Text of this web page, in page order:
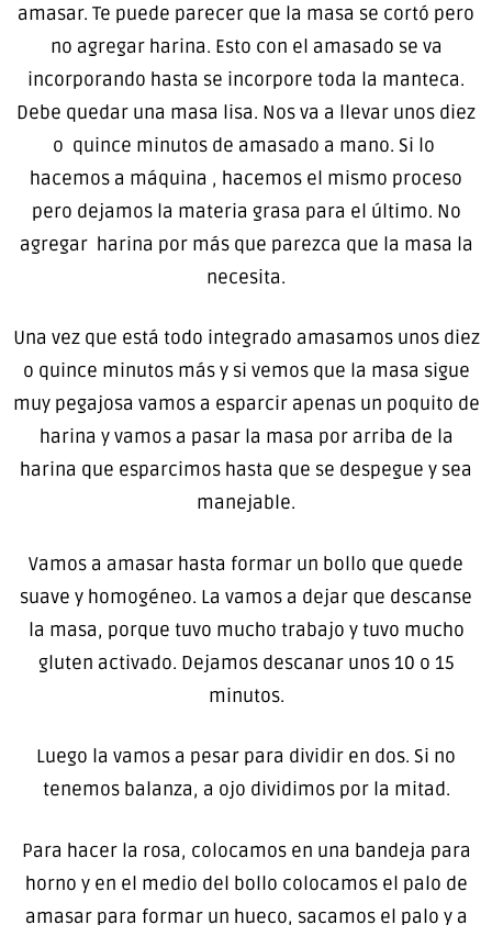
amasar. Te puede parecer que la masa se cortó pero
no agregar harina. Esto con el amasado se va
incorporando hasta se incorpore toda la manteca.
Debe quedar una masa lisa. Nos va a llevar unos diez
o quince minutos de amasado a mano. Si lo
hacemos a máquina , hacemos el mismo proceso
pero dejamos la materia grasa para el último. No
agregar harina por más que parezca que la masa la
necesita.
Una vez que está todo integrado amasamos unos diez
o quince minutos más y si vemos que la masa sigue
muy pegajosa vamos a esparcir apenas un poquito de
harina y vamos a pasar la masa por arriba de la
harina que esparcimos hasta que se despegue y sea
manejable.
Vamos a amasar hasta formar un bollo que quede
suave y homogéneo. La vamos a dejar que descanse
la masa, porque tuvo mucho trabajo y tuvo mucho
gluten activado. Dejamos descanar unos 10 o 15
minutos.
Luego la vamos a pesar para dividir en dos. Si no
tenemos balanza, a ojo dividimos por la mitad.
Para hacer la rosa, colocamos en una bandeja para
horno y en el medio del bollo colocamos el palo de
amasar para formar un hueco, sacamos el palo y a